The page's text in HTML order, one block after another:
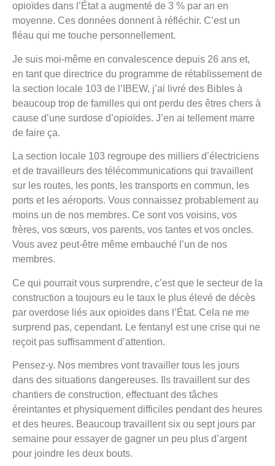
opioïdes dans l’État a augmenté de 3 % par an en
moyenne. Ces données donnent à réfléchir. C’est un
fléau qui me touche personnellement.
Je suis moi-même en convalescence depuis 26 ans et,
en tant que directrice du programme de rétablissement de
la section locale 103 de l’IBEW, j’ai livré des Bibles à
beaucoup trop de familles qui ont perdu des êtres chers à
cause d’une surdose d’opioïdes. J’en ai tellement marre
de faire ça.
La section locale 103 regroupe des milliers d’électriciens
et de travailleurs des télécommunications qui travaillent
sur les routes, les ponts, les transports en commun, les
ports et les aéroports. Vous connaissez probablement au
moins un de nos membres. Ce sont vos voisins, vos
frères, vos sœurs, vos parents, vos tantes et vos oncles.
Vous avez peut-être même embauché l’un de nos
membres.
Ce qui pourrait vous surprendre, c’est que le secteur de la
construction a toujours eu le taux le plus élevé de décès
par overdose liés aux opioïdes dans l’État. Cela ne me
surprend pas, cependant. Le fentanyl est une crise qui ne
reçoit pas suffisamment d’attention.
Pensez-y. Nos membres vont travailler tous les jours
dans des situations dangereuses. Ils travaillent sur des
chantiers de construction, effectuant des tâches
éreintantes et physiquement difficiles pendant des heures
et des heures. Beaucoup travaillent six ou sept jours par
semaine pour essayer de gagner un peu plus d’argent
pour joindre les deux bouts.